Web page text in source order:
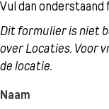
Vul dan
Dit formulier is niet
over Locaties. Voor
de locatie.
Naam